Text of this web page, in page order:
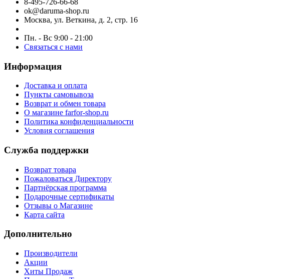
ok@daruma-shop.ru
Москва, ул. Веткина, д. 2, стр. 16
Пн. - Вс 9:00 - 21:00
Связаться с нами
Информация
Доставка и оплата
Пункты самовывоза
Возврат и обмен товара
О магазине farfor-shop.ru
Политика конфиденциальности
Условия соглашения
Служба поддержки
Возврат товара
Пожаловаться Директору
Партнёрская программа
Подарочные сертификаты
Отзывы о Магазине
Карта сайта
Дополнительно
Производители
Акции
Хиты Продаж